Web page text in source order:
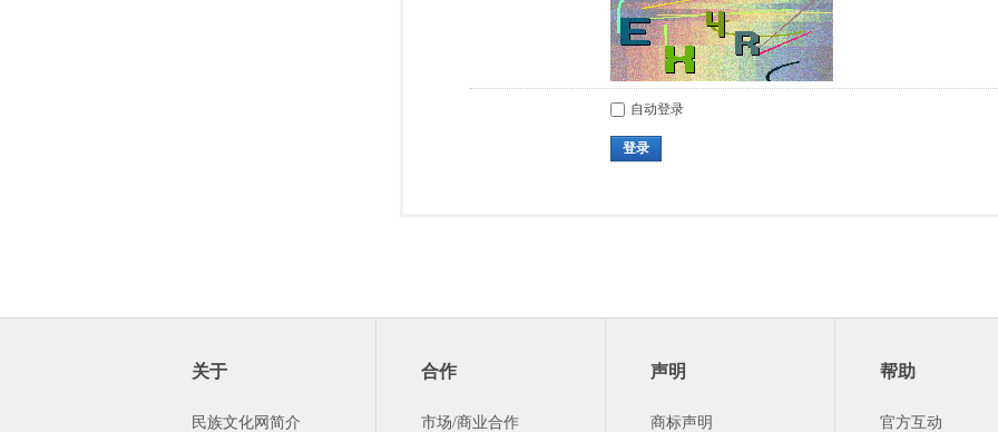
自动登录
登录
关于
民族文化网简介
合作
市场/商业合作
声明
商标声明
帮助
官方互动